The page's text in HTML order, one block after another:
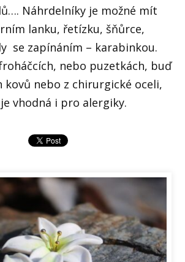
Náhrdelníky je možné mít
lanku, řetízku, šňůrce,
se zapínáním – karabinkou.
nebo puzetkách, buď
kovů nebo z chirurgické oceli,
vhodná i pro alergiky.